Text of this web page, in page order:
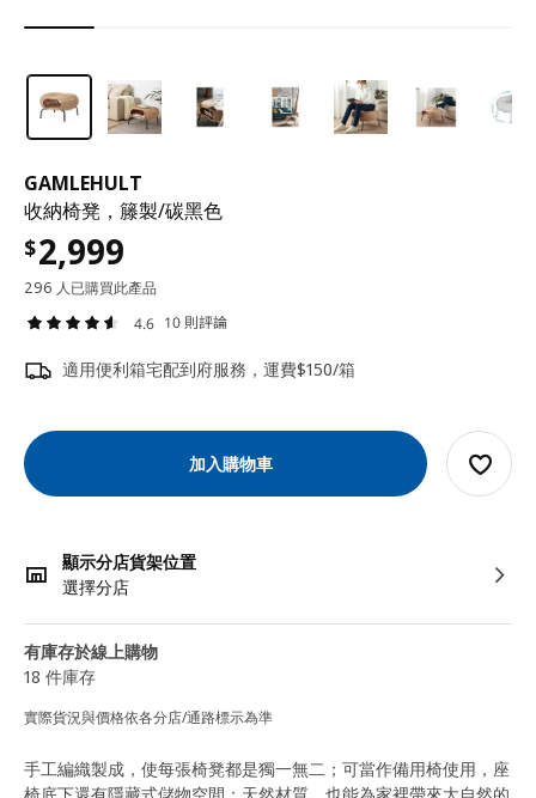
GAMLEHULT
收納椅凳，籐製/碳黑色
$2,999
296 人已購買此產品
4.6 10 則評論
適用便利箱宅配到府服務，運費$150/箱
加入購物車
顯示分店貨架位置
選擇分店
有庫存於線上購物
18 件庫存
實際貨況與價格依各分店/通路標示為準
手工編織製成，使每張椅凳都是獨一無二；可當作備用椅使用，座